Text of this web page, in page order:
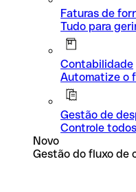
Faturas de
Tudo para
Contabilidade
Automatize o
Gestão de
Controle
Novo
Gestão do fluxo de